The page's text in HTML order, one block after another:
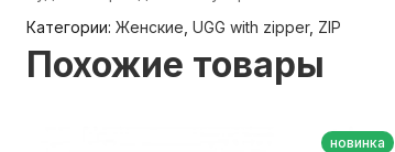
Категории: Женские UGG with zipper, ZIP
Похожие товары
новинка